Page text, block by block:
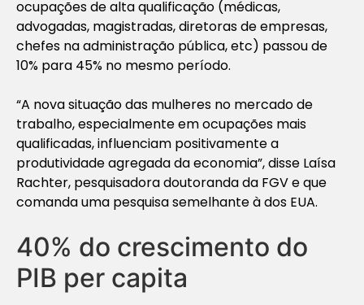
ocupações de alta qualificação (médicas,
advogadas, magistradas, diretoras de empresas,
chefes na administração pública, etc) passou de
10% para 45% no mesmo período.
“A nova situação das mulheres no mercado de
trabalho, especialmente em ocupações mais
qualificadas, influenciam positivamente a
produtividade agregada da economia”, disse Laísa
Rachter, pesquisadora doutoranda da FGV e que
comanda uma pesquisa semelhante à dos EUA.
40% do crescimento do
PIB per capita